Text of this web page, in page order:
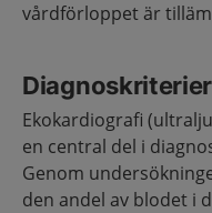
vårdförloppet är
Diagnoskriterier
Ekokardiografi
en central del i
Genom
den andel av blodet i